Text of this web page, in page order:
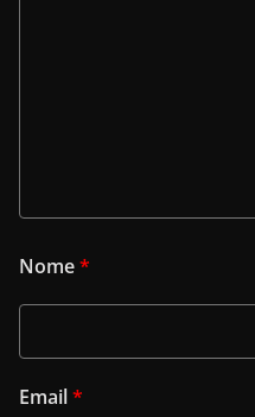
Nome*
Email*